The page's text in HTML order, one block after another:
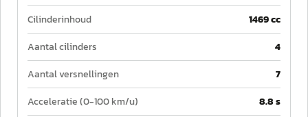
Cilinderinhoud
1469 cc
Aantal cilinders
4
Aantal versnellingen
7
Acceleratie (0-100 km/u)
8.8 s